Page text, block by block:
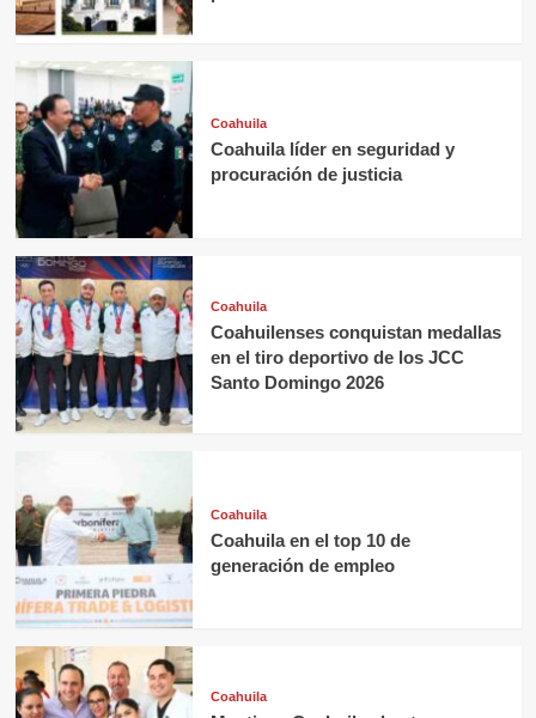
Coahuila
Coahuila líder en seguridad y
procuración de justicia
Coahuila
Coahuilenses conquistan medallas
en el tiro deportivo de los JCC
Santo Domingo 2026
Coahuila
Coahuila en el top 10 de
generación de empleo
Coahuila